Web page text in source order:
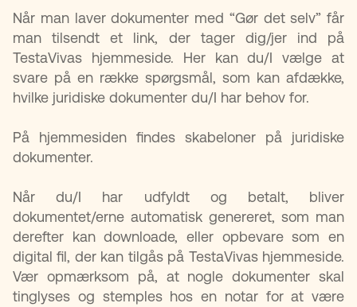
Når man laver dokumenter med “Gør det selv” får
man tilsendt et link, der tager dig/jer ind på
TestaVivas hjemmeside. Her kan du/I vælge at
svare på en række spørgsmål, som kan afdække,
hvilke juridiske dokumenter du/I har behov for.
På hjemmesiden findes skabeloner på juridiske
dokumenter.
Når du/I har udfyldt og betalt, bliver
dokumentet/erne automatisk genereret, som man
derefter kan downloade, eller opbevare som en
digital fil, der kan tilgås på TestaVivas hjemmeside.
Vær opmærksom på, at nogle dokumenter skal
tinglyses og stemples hos en notar for at være